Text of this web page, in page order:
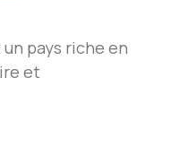
pays riche en
et